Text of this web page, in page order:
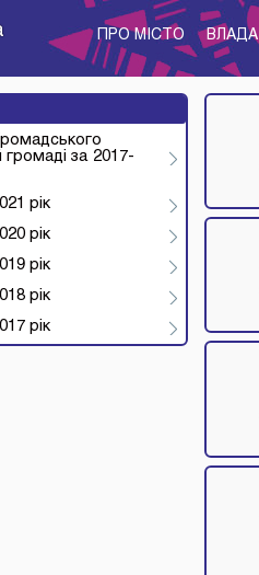
ПРО МІСТО ВЛАДА
громаді за 2017-
рік
рік
рік
рік
рік